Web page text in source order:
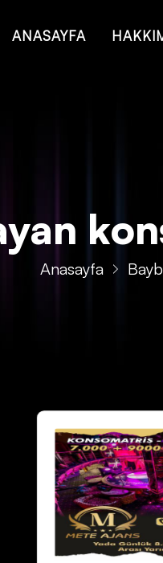
of type string is
ANASAYFA
Anasayfa